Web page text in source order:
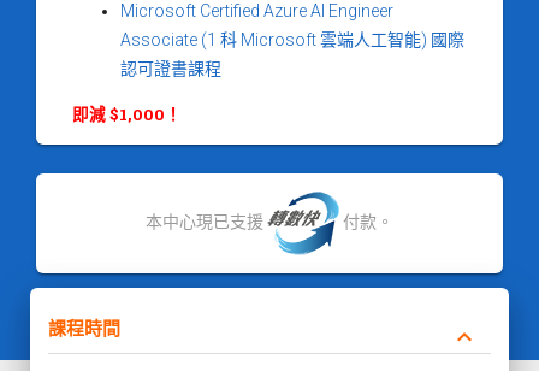
Microsoft Certified Azure AI Engineer
Associate (1 科 Microsoft 雲端人工智能) 國際
認可證書課程
即減 $1,000！
本中心現已支援 付款。
課程時間 keyboard_arrow_down